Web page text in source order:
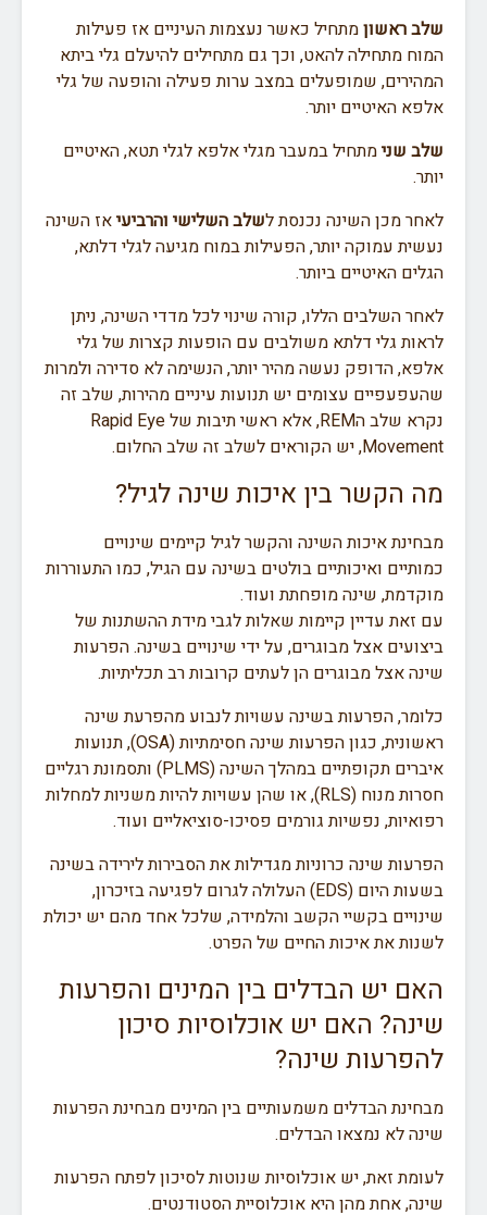
שלב ראשוןמתחיל כאשר נעצמות העיניים אז פעילות
המוח מתחילה להאט, וכך גם מתחילים להיעלם גלי ביתא
המהירים, שמופעלים במצב ערות פעילה והופעה של גלי
אלפא האיטיים יותר.
שלב שנימתחיל במעבר מגלי אלפא לגלי תטא, האיטיים
יותר.
לאחר מכן השינה נכנסת לשלב השלישי והרביעיאז השינה
נעשית עמוקה יותר, הפעילות במוח מגיעה לגלי דלתא,
הגלים האיטיים ביותר.
לאחר השלבים הללו, קורה שינוי לכל מדדי השינה, ניתן
לראות גלי דלתא משולבים עם הופעות קצרות של גלי
אלפא, הדופק נעשה מהיר יותר, הנשימה לא סדירה ולמרות
שהעפעפיים עצומים יש תנועות עיניים מהירות, שלב זה
נקרא שלב הREM, אלא ראשי תיבות של
Rapid Eye
Movement, יש הקוראים לשלב זה שלב החלום.
מה הקשר בין איכות שינה לגיל?
מבחינת איכות השינה והקשר לגיל קיימים שינויים
כמותיים ואיכותיים בולטים בשינה עם הגיל, כמו התעוררות
מוקדמת, שינה מופחתת ועוד.
עם זאת עדיין קיימות שאלות לגבי מידת ההשתנות של
ביצועים אצל מבוגרים, על ידי שינויים בשינה. הפרעות
שינה אצל מבוגרים הן לעתים קרובות רב תכליתיות.
כלומר, הפרעות בשינה עשויות לנבוע מהפרעת שינה
ראשונית, כגון הפרעות שינה חסימתיות (OSA), תנועות
איברים תקופתיים במהלך השינה (PLMS) ותסמונת רגליים
חסרות מנוח (RLS), או שהן עשויות להיות משניות למחלות
רפואיות, נפשיות גורמים פסיכו-סוציאליים ועוד.
הפרעות שינה כרוניות מגדילות את הסבירות לירידה בשינה
בשעות היום (EDS) העלולה לגרום לפגיעה בזיכרון,
שינויים בקשיי הקשב והלמידה, שלכל אחד מהם יש יכולת
לשנות את איכות החיים של הפרט.
האם יש הבדלים בין המינים והפרעות
שינה? האם יש אוכלוסיות סיכון
להפרעות שינה?
מבחינת הבדלים משמעותיים בין המינים מבחינת הפרעות
שינה לא נמצאו הבדלים.
לעומת זאת, יש אוכלוסיות שנוטות לסיכון לפתח הפרעות
שינה, אחת מהן היא אוכלוסיית הסטודנטים.